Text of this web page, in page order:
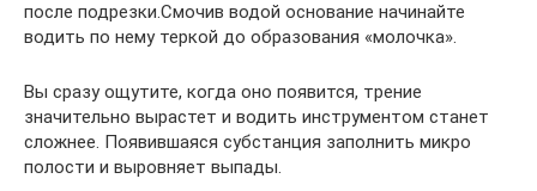
после подрезки.Смочив водой основание начинайте
водить по нему теркой до образования «молочка».
Вы сразу ощутите, когда оно появится, трение
значительно вырастет и водить инструментом станет
сложнее. Появившаяся субстанция заполнить микро
полости и выровняет выпады.